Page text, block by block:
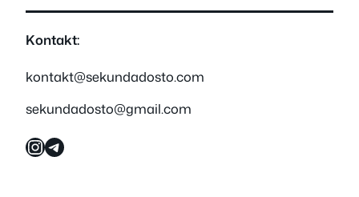
Kontakt:
kontakt@sekundadosto.com
sekundadosto@gmail.com
InstagramTelegram